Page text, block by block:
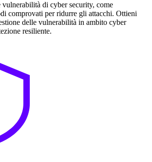
vulnerabilità di cyber security, come
comprovati per ridurre gli attacchi. Ottieni
delle vulnerabilità in ambito cyber
resiliente.